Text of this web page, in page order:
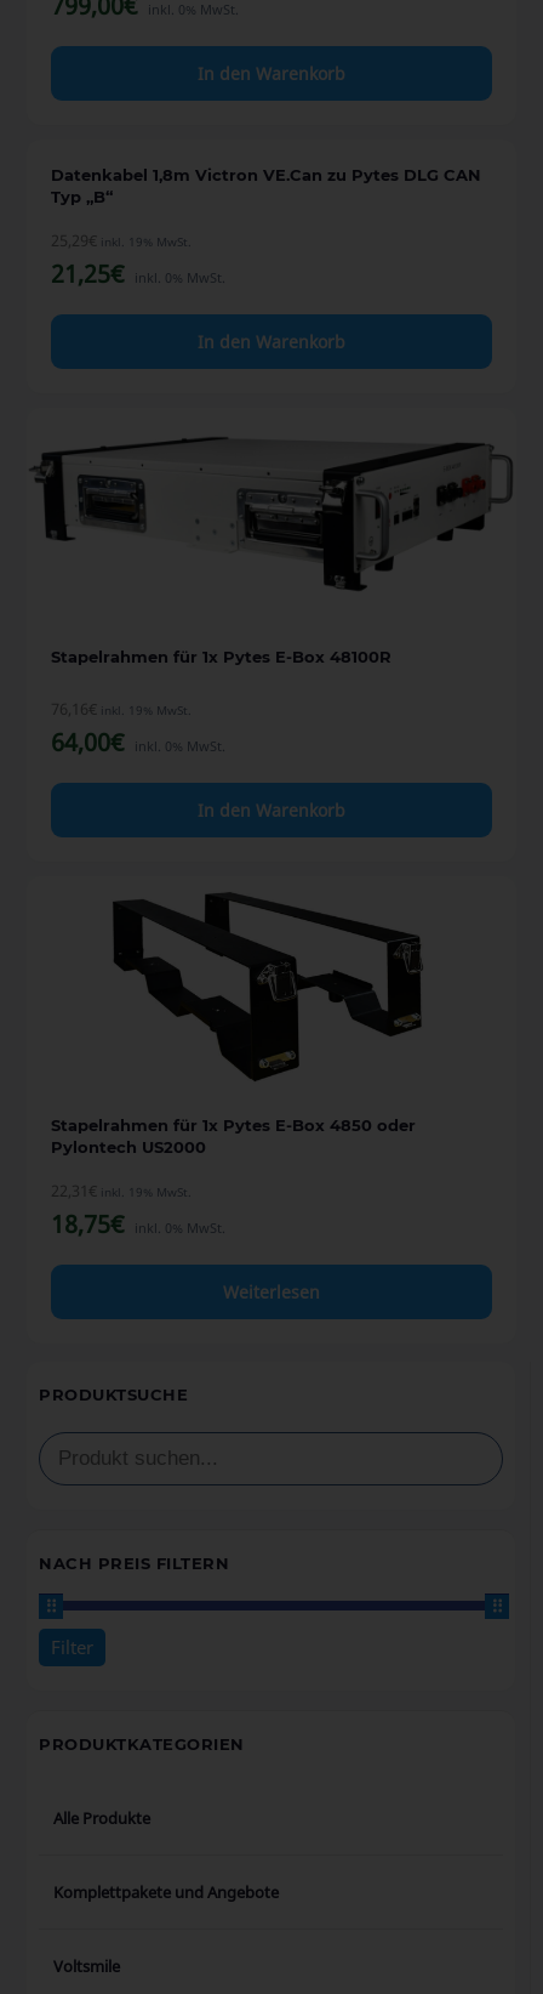
inkl. 0% MwSt.
In den Warenkorb
Datenkabel 1,8m Victron VE.Can zu Pytes DLG CAN
Typ „B“
25,29€ inkl. 19% MwSt.
21,25€ inkl. 0% MwSt.
In den Warenkorb
Stapelrahmen für 1x Pytes E-Box 48100R
76,16€ inkl. 19% MwSt.
64,00€ inkl. 0% MwSt.
In den Warenkorb
Stapelrahmen für 1x Pytes E-Box 4850 oder
Pylontech US2000
22,31 € inkl. 19% MwSt.
18,75€ inkl. 0% MwSt.
Weiterlesen
PRODUKTSUCHE
NACH PREIS FILTERN
Filter
PRODUKTKATEGORIEN
Alle Produkte
Komplettpakete und Angebote
Voltsmile